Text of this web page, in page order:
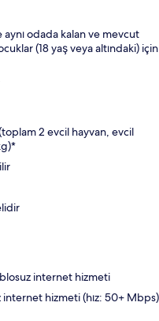
odada kalan ve mevcut
(18 yaş veya altındaki) için
2 evcil hayvan, evcil
internet hizmeti
hizmeti (hız: 50+ Mbps)